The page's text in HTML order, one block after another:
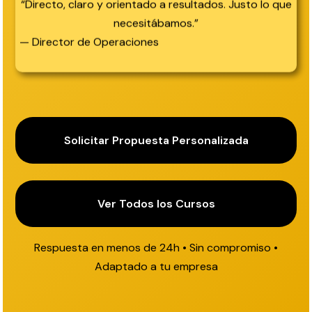
“Directo, claro y orientado a resultados. Justo lo que
necesitábamos.”
— Director de Operaciones
Solicitar Propuesta Personalizada
Ver Todos los Cursos
Respuesta en menos de 24h • Sin compromiso •
Adaptado a tu empresa